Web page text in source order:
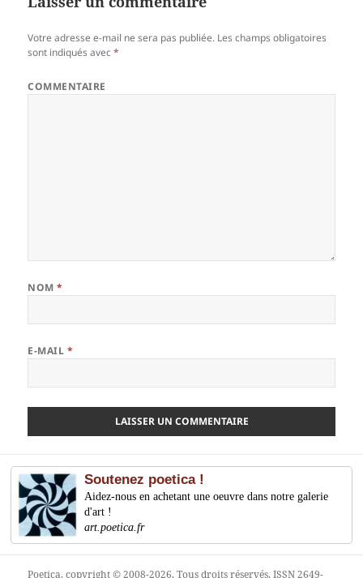
Votre adresse e-mail ne sera pas publiée. Les champs obligatoires
sont indiqués avec*
COMMENTAIRE
NOM*
E-MAIL *
Soutenez poetica !
Aidez-nous en achetant une oeuvre dans notre galerie
d'art !
art.poetica.fr
Poetica, copyright © 2008-2026. Tous droits réservés. ISSN 2649-